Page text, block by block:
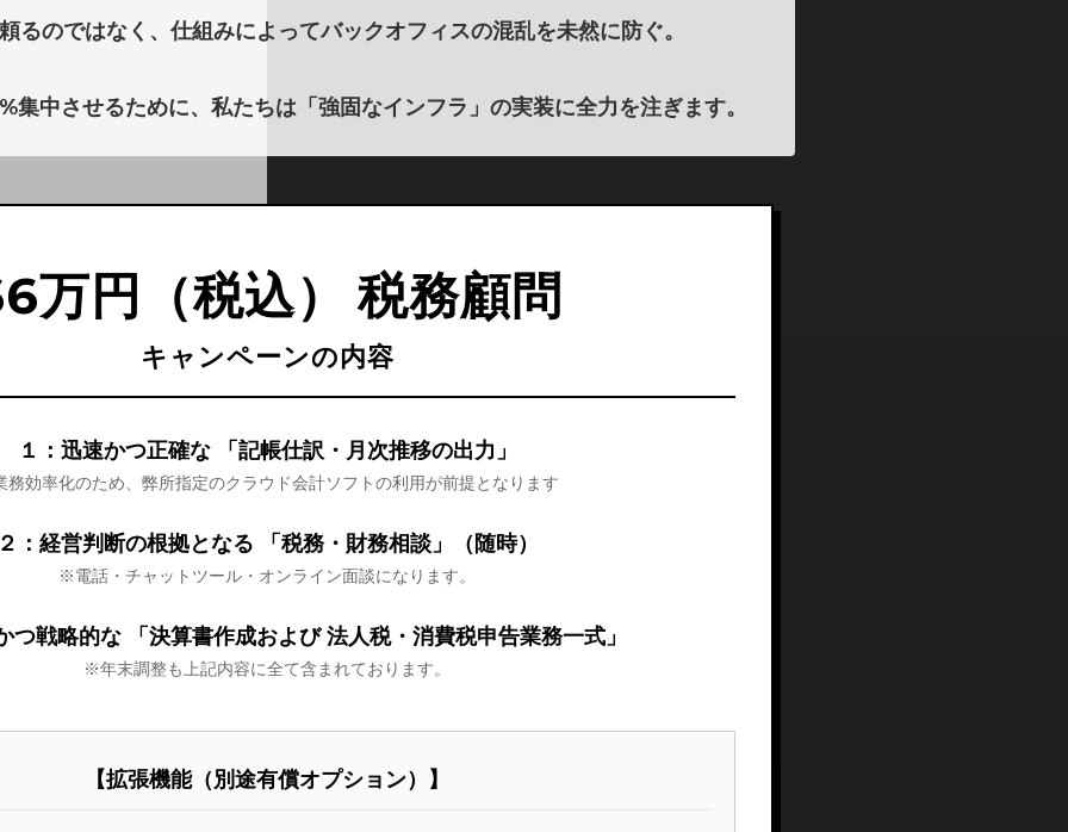
るのではなく、仕組みによってバックオフィスの混乱を未然に防ぐ。
集中させるために、私たちは「強固なインフラ」の実装に全力を注ぎます。
万円（税込） 税務顧問
キャンペーンの内容
１：迅速かつ正確な 「記帳仕訳・月次推移の出力」
効率化のため、弊所指定のクラウド会計ソフトの利用が前提となります
：経営判断の根拠となる 「税務・財務相談」（随時）
※電話・チャットツール・オンライン面談になります。
つ戦略的な 「決算書作成および 法人税・消費税申告業務一式」
※年末調整も上記内容に全て含まれております。
【拡張機能（別途有償オプション）】